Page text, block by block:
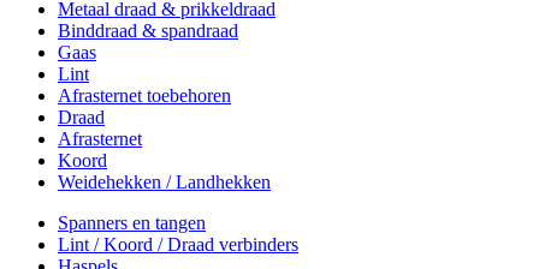
Metaal draad & prikkeldraad
Binddraad & spandraad
Gaas
Lint
Afrasternet toebehoren
Draad
Afrasternet
Koord
Weidehekken / Landhekken
Spanners en tangen
Lint / Koord / Draad verbinders